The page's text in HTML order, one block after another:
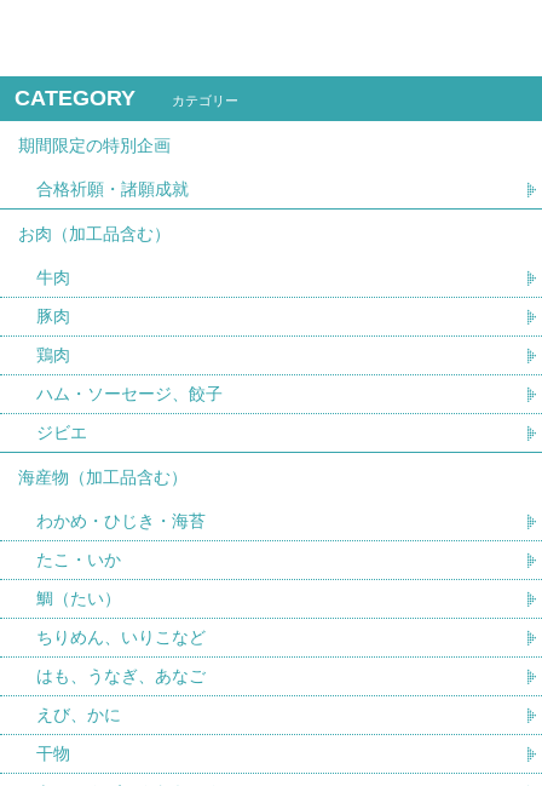
CATEGORY カテゴリー
期間限定の特別企画
合格祈願・諸願成就
お肉（加工品含む）
牛肉
豚肉
鶏肉
ハム・ソーセージ、餃子
ジビエ
海産物（加工品含む）
わかめ・ひじき・海苔
たこ・いか
鯛（たい）
ちりめん、いりこなど
はも、うなぎ、あなご
えび、かに
干物